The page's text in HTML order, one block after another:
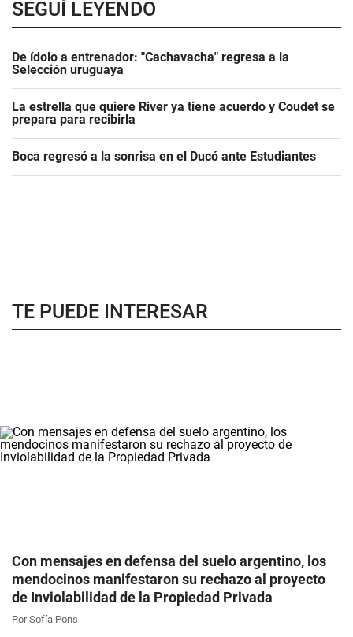
SEGUÍ LEYENDO
De ídolo a entrenador: "Cachavacha" regresa a la
Selección uruguaya
La estrella que quiere River ya tiene acuerdo y Coudet se
prepara para recibirla
Boca regresó a la sonrisa en el Ducó ante Estudiantes
TE PUEDE INTERESAR
Con mensajes en defensa del suelo argentino, los
mendocinos manifestaron su rechazo al proyecto
de Inviolabilidad de la Propiedad Privada
Por Sofía Pons